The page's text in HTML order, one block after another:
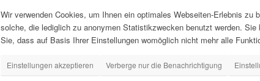
Wir verwenden Cookies, um Ihnen ein optimales Webseiten-Erlebnis
solche, die lediglich zu anonymen Statistikzwecken benutzt werden.
Sie, dass auf Basis Ihrer Einstellungen womöglich nicht mehr alle
Einstellungen akzeptieren Verberge nur die Benachrichtigung